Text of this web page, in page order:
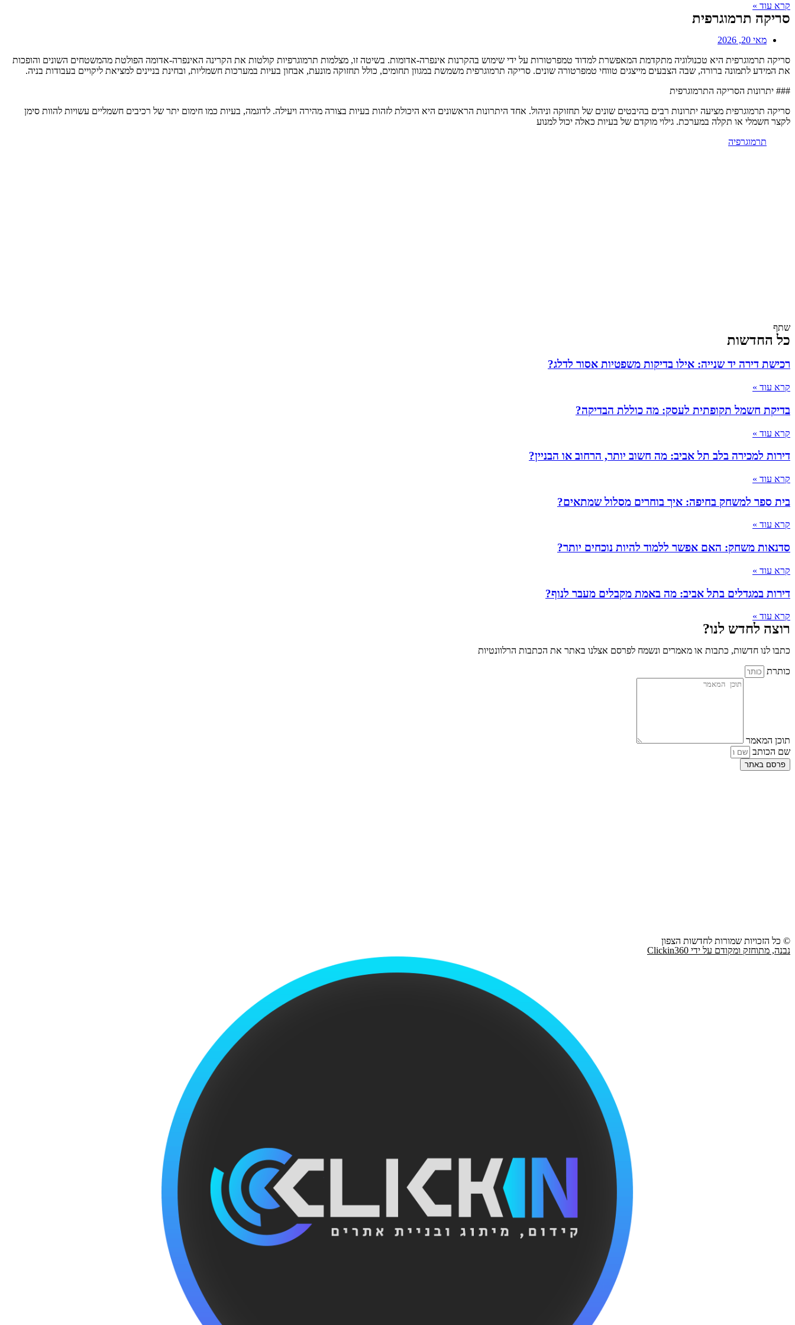
קרא עוד »
סריקה תרמוגרפית
מאי 20, 2026
סריקה תרמוגרפית היא טכנולוגיה מתקדמת המאפשרת למדוד טמפרטורות על ידי שימוש בהקרנות אינפרה-אדומות. בשיטה זו, מצלמות תרמוגרפיות קולטות את הקרינה האינפרה-אדומה הפולטת מהמשטחים השונים והופכות
את המידע לתמונה ברורה, שבה הצבעים מייצגים טווחי טמפרטורה שונים. סריקה תרמוגרפית משמשת במגוון תחומים, כולל תחזוקה מונעת, אבחון בעיות במערכות חשמליות, ובחינת בניינים למציאת ליקויים בעבודות בניה.
### יתרונות הסריקה התרמוגרפית
סריקה תרמוגרפית מציעה יתרונות רבים בהיבטים שונים של תחזוקה וניהול. אחד היתרונות הראשונים היא היכולת לזהות בעיות בצורה מהירה ויעילה. לדוגמה, בעיות כמו חימום יתר של רכיבים חשמליים עשויות להוות סימן
לקצר חשמלי או תקלה במערכת. גילוי מוקדם של בעיות כאלה יכול למנוע
תרמוגרפיה
שתף
כל החדשות
רכישת דירה יד שנייה: אילו בדיקות משפטיות אסור לדלג?
קרא עוד »
בדיקת חשמל תקופתית לעסק: מה כוללת הבדיקה?
קרא עוד »
דירות למכירה בלב תל אביב: מה חשוב יותר, הרחוב או הבניין?
קרא עוד »
בית ספר למשחק בחיפה: איך בוחרים מסלול שמתאים?
קרא עוד »
סדנאות משחק: האם אפשר ללמוד להיות נוכחים יותר?
קרא עוד »
דירות במגדלים בתל אביב: מה באמת מקבלים מעבר לנוף?
קרא עוד »
רוצה לחדש לנו?
כתבו לנו חדשות, כתבות או מאמרים ונשמח לפרסם אצלנו באתר את הכתבות הרלוונטיות
כותרת
תוכן המאמר
שם הכותב
פרסם באתר
© כל הזכויות שמורות לחדשות הצפון
נבנה, מתוחזק ומקודם על ידי Clickin360